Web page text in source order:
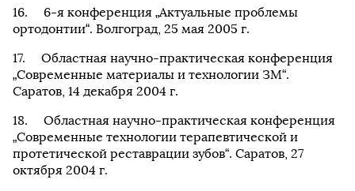
6-я конференция „Актуальные проблемы
ортодонтии“. Волгоград, 25 мая 2005 г.
Областная научно-практическая конференция
„Современные материалы и технологии ЗМ“.
Саратов, 14 декабря 2004 г.
Областная научно-практическая конференция
„Современные технологии терапевтической и
протетической реставрации зубов“. Саратов, 27
октября 2004 г.